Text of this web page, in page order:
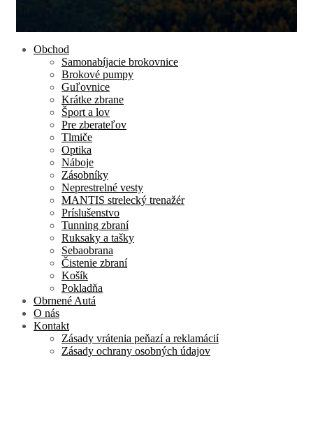
Obchod
Samonabíjacie brokovnice
Brokové pumpy
Guľovnice
Krátke zbrane
Šport a lov
Pre zberateľov
Tlmiče
Optika
Náboje
Zásobníky
Neprestrelné vesty
MANTIS strelecký trenažér
Príslušenstvo
Tunning zbraní
Ruksaky a tašky
Sebaobrana
Čistenie zbraní
Košík
Pokladňa
Obrnené Autá
O nás
Kontakt
Zásady vrátenia peňazí a reklamácií
Zásady ochrany osobných údajov